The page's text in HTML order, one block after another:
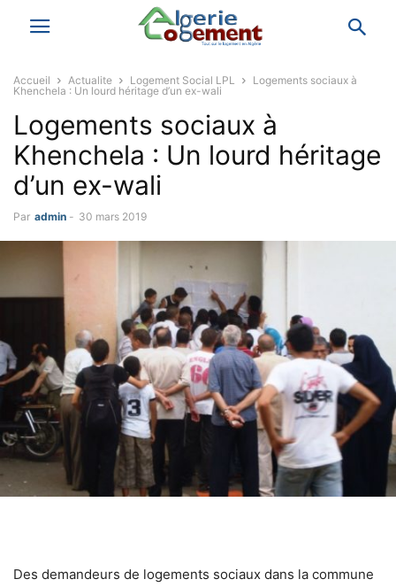
Accueil Actualite Logement Social LPL
Logements sociaux à
Khenchela : Un lourd héritage d’un ex-wali
Logements sociaux à
Khenchela : Un lourd héritage
d’un ex-wali
Par admin - 30 mars 2019
Des demandeurs de logements sociaux dans la commune